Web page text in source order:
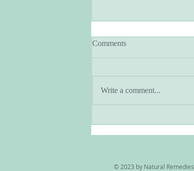
Comments
Write a comment...
© 2023 by Natural